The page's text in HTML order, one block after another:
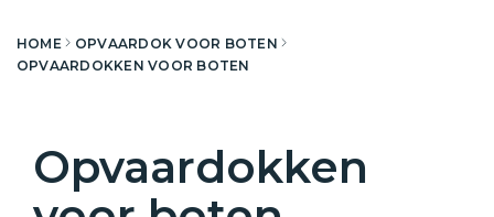
HOME
OPVAARDOK VOOR BOTEN
OPVAARDOKKEN VOOR BOTEN
Opvaardokken